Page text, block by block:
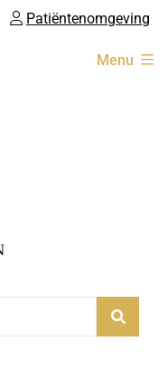
Patiëntenomgeving
Menu